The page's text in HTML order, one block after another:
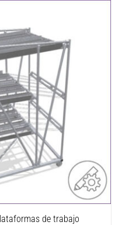
con plataformas de
de trabajo